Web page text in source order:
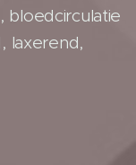
bloedcirculatie
laxerend,